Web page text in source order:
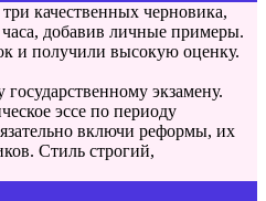
качественных черновика,
часа, добавив личные примеры.
и получили высокую оценку.
экзамену.
эссе по периоду
включи реформы, их
Стиль строгий,